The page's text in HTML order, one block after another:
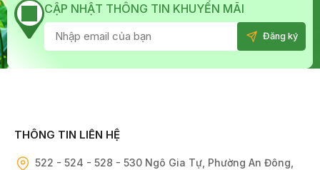
CẬP NHẬT THÔNG TIN KHUYẾN MÃI
THÔNG TIN LIÊN HỆ
522 - 524 - 528 - 530 Ngô Gia Tự, Phường An Đông,